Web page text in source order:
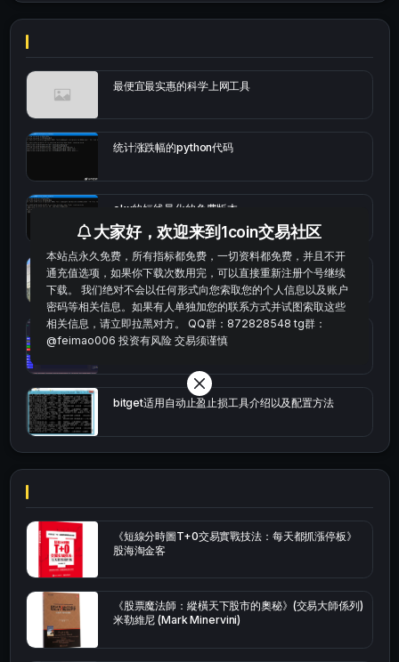
最便宜最实惠的科学上网工具
统计涨跌幅的python代码
okx的短线量化的免费版本
bybit安卓端
Multi-indicator Resonance 多指标共振趋势自动交
易系统（持续更新）
bitget适用自动止盈止损工具介绍以及配置方法
《短線分時圖T+0交易實戰技法：每天都抓漲停板》
股海淘金客
《股票魔法師：縱橫天下股市的奧秘》(交易大師係列)
米勒維尼 (Mark Minervini)
大家好，欢迎来到1coin交易社区
本站点永久免费，所有指标都免费，一切资料都免费，并且不开
通充值选项，如果你下载次数用完，可以直接重新注册个号继续
下载。 我们绝对不会以任何形式向您索取您的个人信息以及账户
密码等相关信息。如果有人单独加您的联系方式并试图索取这些
相关信息，请立即拉黑对方。 QQ群：872828548 tg群：
@feimao006 投资有风险 交易须谨慎